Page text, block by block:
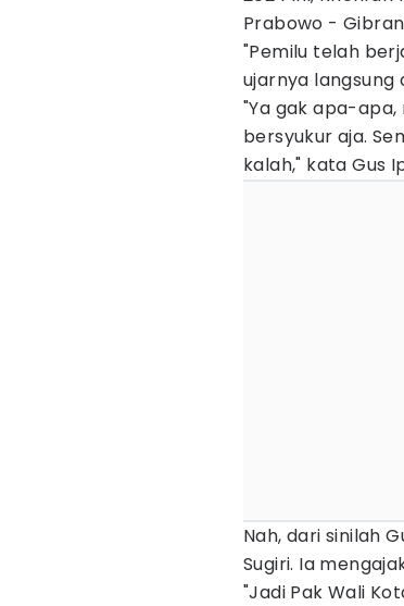
Prabowo -
"Pemilu telah
ujarnya langsung
"Ya gak apa-
bersyukur aja.
kalah," kata Gus
Nah, dari sinilah
Sugiri. Ia
"Jadi Pak Wali